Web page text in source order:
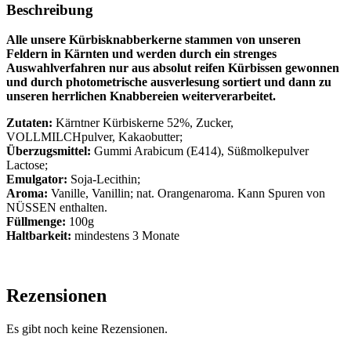
Beschreibung
Alle unsere Kürbisknabberkerne stammen von unseren
Feldern in Kärnten und werden durch ein strenges
Auswahlverfahren nur aus absolut reifen Kürbissen gewonnen
und durch photometrische ausverlesung sortiert und dann zu
unseren herrlichen Knabbereien weiterverarbeitet.
Zutaten: Kärntner Kürbiskerne 52%, Zucker,
VOLLMILCHpulver, Kakaobutter;
Überzugsmittel: Gummi Arabicum (E414), Süßmolkepulver
Lactose;
Emulgator: Soja-Lecithin;
Aroma: Vanille, Vanillin; nat. Orangenaroma. Kann Spuren von
NÜSSEN enthalten.
Füllmenge: 100g
Haltbarkeit: mindestens 3 Monate
Rezensionen
Es gibt noch keine Rezensionen.